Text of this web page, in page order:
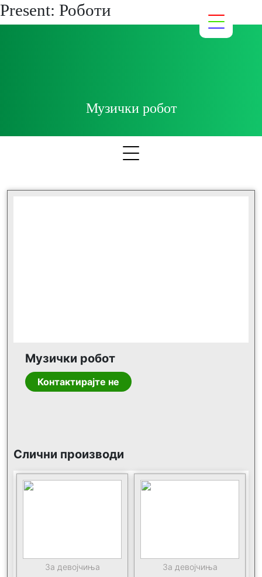
Present: Роботи
Музички робот
Музички робот
Контактирајте не
Слични производи
За девојчиња За девојчиња